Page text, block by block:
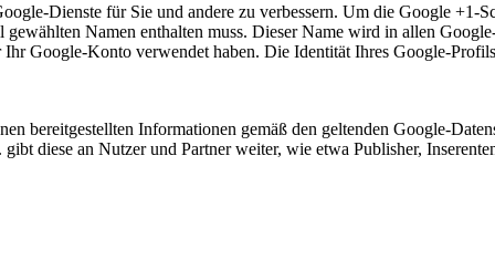
Dienste für Sie und andere zu verbessern. Um die Google +1-
Namen enthalten muss. Dieser Name wird in allen
Google-Konto verwendet haben. Die Identität Ihres Google-
bereitgestellten Informationen gemäß den geltenden Google-
diese an Nutzer und Partner weiter, wie etwa Publisher,